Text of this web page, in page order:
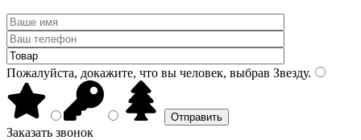
Пожалуйста, докажите, что вы человек, выбрав Звезду.
Заказать звонок